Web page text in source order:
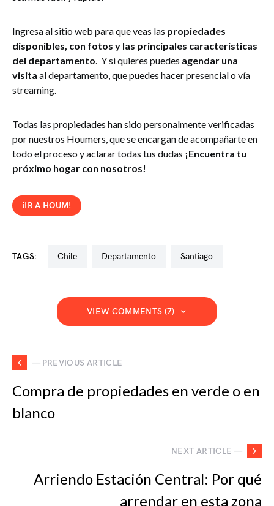
Ingresa al sitio web para que veas las propiedades
disponibles, con fotos y las principales características
del departamento. Y si quieres puedes agendar una
visita al departamento, que puedes hacer presencial o vía
streaming.
Todas las propiedades han sido personalmente verificadas
por nuestros Houmers, que se encargan de acompañarte en
todo el proceso y aclarar todas tus dudas ¡Encuentra tu
próximo hogar con nosotros!
¡IR A HOUM!
TAGS: chile departamento santiago
VIEW COMMENTS (7)
— PREVIOUS ARTICLE
Compra de propiedades en verde o en
blanco
NEXT ARTICLE —
Arriendo Estación Central: Por qué
arrendar en esta zona